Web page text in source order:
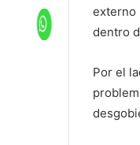
externo
dentro
Por el